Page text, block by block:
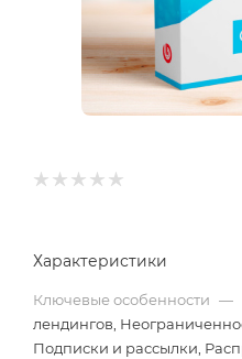
Характеристики
Ключевые особенности —
лендингов,
Подписки и рассылки,